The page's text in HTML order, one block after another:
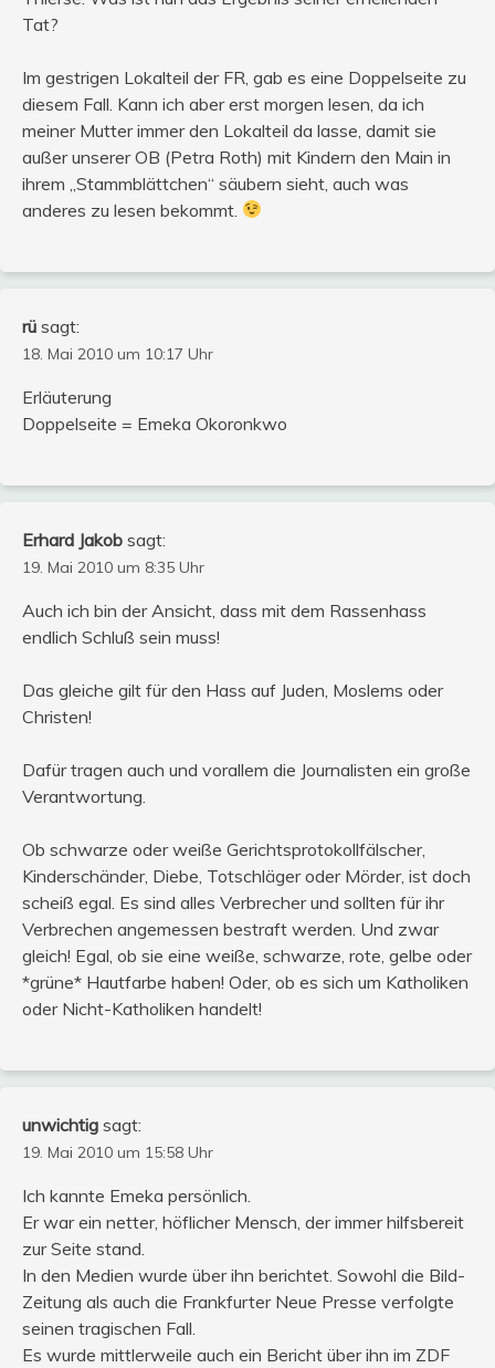
Tat?
Im gestrigen Lokalteil der FR, gab es eine Doppelseite zu
diesem Fall. Kann ich aber erst morgen lesen, da ich
meiner Mutter immer den Lokalteil da lasse, damit sie
außer unserer OB (Petra Roth) mit Kindern den Main in
ihrem „Stammblättchen“ säubern sieht, auch was
anderes zu lesen bekommt.
rü sagt:
18. Mai 2010 um 10:17 Uhr
Erläuterung
Doppelseite = Emeka Okoronkwo
Erhard Jakob sagt:
19. Mai 2010 um 8:35 Uhr
Auch ich bin der Ansicht, dass mit dem Rassenhass
endlich Schluß sein muss!
Das gleiche gilt für den Hass auf Juden, Moslems oder
Christen!
Dafür tragen auch und vorallem die Journalisten ein große
Verantwortung.
Ob schwarze oder weiße Gerichtsprotokollfälscher,
Kinderschänder, Diebe, Totschläger oder Mörder, ist doch
scheiß egal. Es sind alles Verbrecher und sollten für ihr
Verbrechen angemessen bestraft werden. Und zwar
gleich! Egal, ob sie eine weiße, schwarze, rote, gelbe oder
*grüne* Hautfarbe haben! Oder, ob es sich um Katholiken
oder Nicht-Katholiken handelt!
unwichtig sagt:
19. Mai 2010 um 15:58 Uhr
Ich kannte Emeka persönlich.
Er war ein netter, höflicher Mensch, der immer hilfsbereit
zur Seite stand.
In den Medien wurde über ihn berichtet. Sowohl die Bild-
Zeitung als auch die Frankfurter Neue Presse verfolgte
seinen tragischen Fall.
Es wurde mittlerweile auch ein Bericht über ihn im ZDF